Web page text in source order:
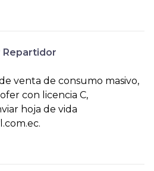
Repartidor
venta de consumo masivo,
con licencia C,
hoja de vida